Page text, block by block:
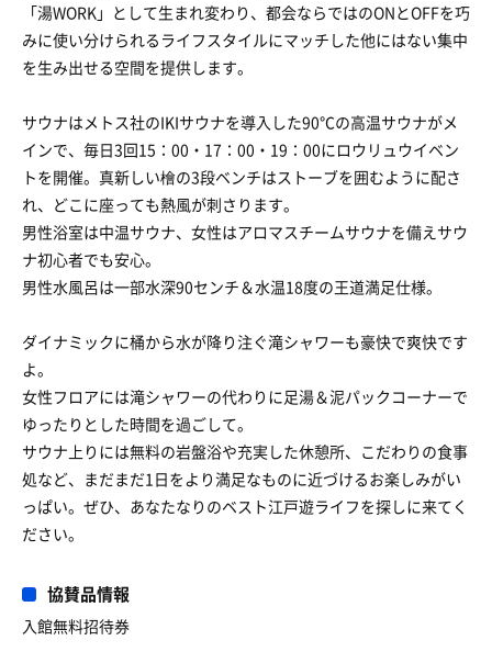
「湯WORK」として生まれ変わり、都会ならではのONとOFFを巧
みに使い分けられるライフスタイルにマッチした他にはない集中
を生み出せる空間を提供します。
サウナはメトス社のIKIサウナを導入した90℃の高温サウナがメ
インで、毎日3回15：00・17：00・19：00にロウリュウイベン
トを開催。真新しい檜の3段ベンチはストーブを囲むように配さ
れ、どこに座っても熱風が刺さります。
男性浴室は中温サウナ、女性はアロマスチームサウナを備えサウ
ナ初心者でも安心。
男性水風呂は一部水深90センチ＆水温18度の王道満足仕様。
ダイナミックに桶から水が降り注ぐ滝シャワーも豪快で爽快です
よ。
女性フロアには滝シャワーの代わりに足湯＆泥パックコーナーで
ゆったりとした時間を過ごして。
サウナ上りには無料の岩盤浴や充実した休憩所、こだわりの食事
処など、まだまだ1日をより満足なものに近づけるお楽しみがい
っぱい。ぜひ、あなたなりのベスト江戸遊ライフを探しに来てく
ださい。
協賛品情報
入館無料招待券